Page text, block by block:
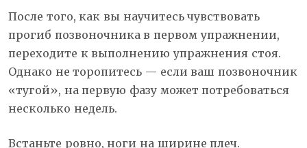
После того, как вы научитесь чувствовать
прогиб позвоночника в первом упражнении,
переходите к выполнению упражнения стоя.
Однако не торопитесь — если ваш позвоночник
«тугой», на первую фазу может потребоваться
несколько недель.
Встаньте ровно, ноги на ширине плеч.